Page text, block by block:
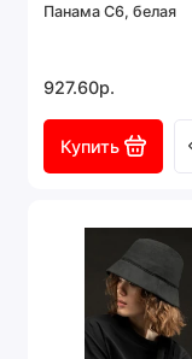
Панама C6, белая
927.60р.
Купить